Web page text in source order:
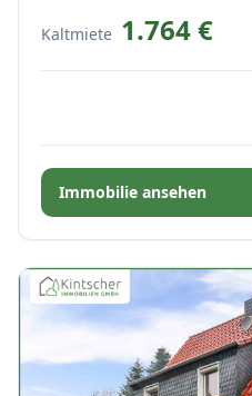
Kaltmiete 1.764 €
Immobilie ansehen